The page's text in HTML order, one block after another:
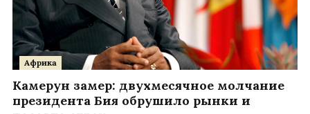
Африка
Камерун замер: двухмесячное молчание
президента Бия обрушило рынки и